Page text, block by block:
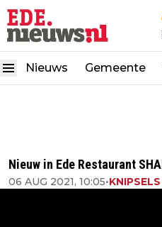
Nieuws Gemeente
Nieuw in Ede Restaurant
06 AUG 2021, 10:05•KNIPSELS